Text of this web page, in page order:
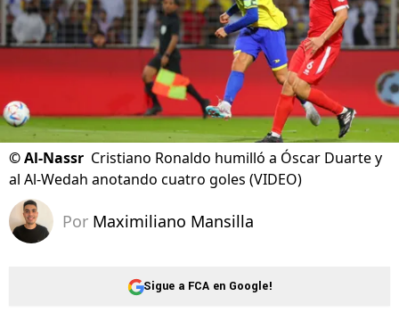
©Al-Nassr Cristiano Ronaldo humilló a Óscar Duarte y
al Al-Wedah anotando cuatro goles (VIDEO)
Por Maximiliano Mansilla
Sigue a FCA en Google!